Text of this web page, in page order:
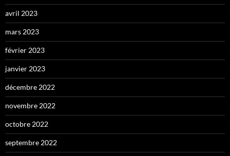
avril 2023
mars 2023
février 2023
janvier 2023
décembre 2022
novembre 2022
octobre 2022
septembre 2022